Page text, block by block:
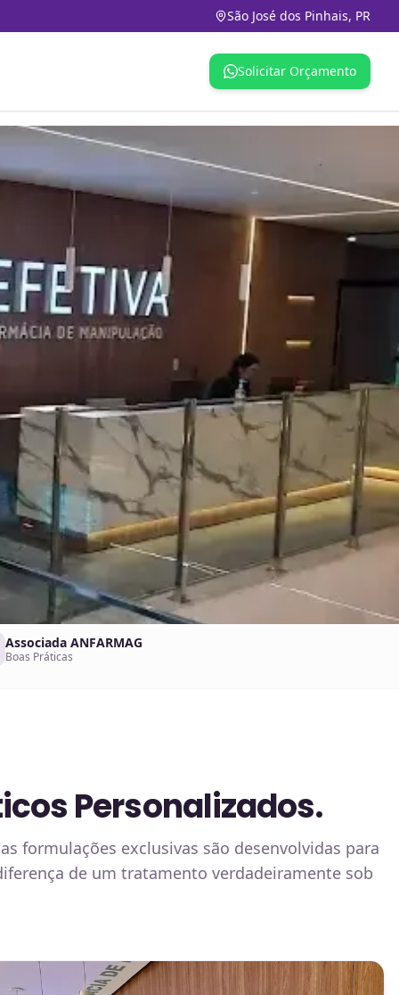
São José dos Pinhais, PR
Solicitar Orçamento
Associada ANFARMAG
Boas Práticas
Personalizados.
formulações exclusivas são desenvolvidas para
de um tratamento verdadeiramente sob